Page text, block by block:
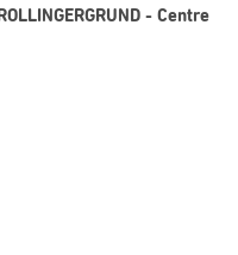
- Centre